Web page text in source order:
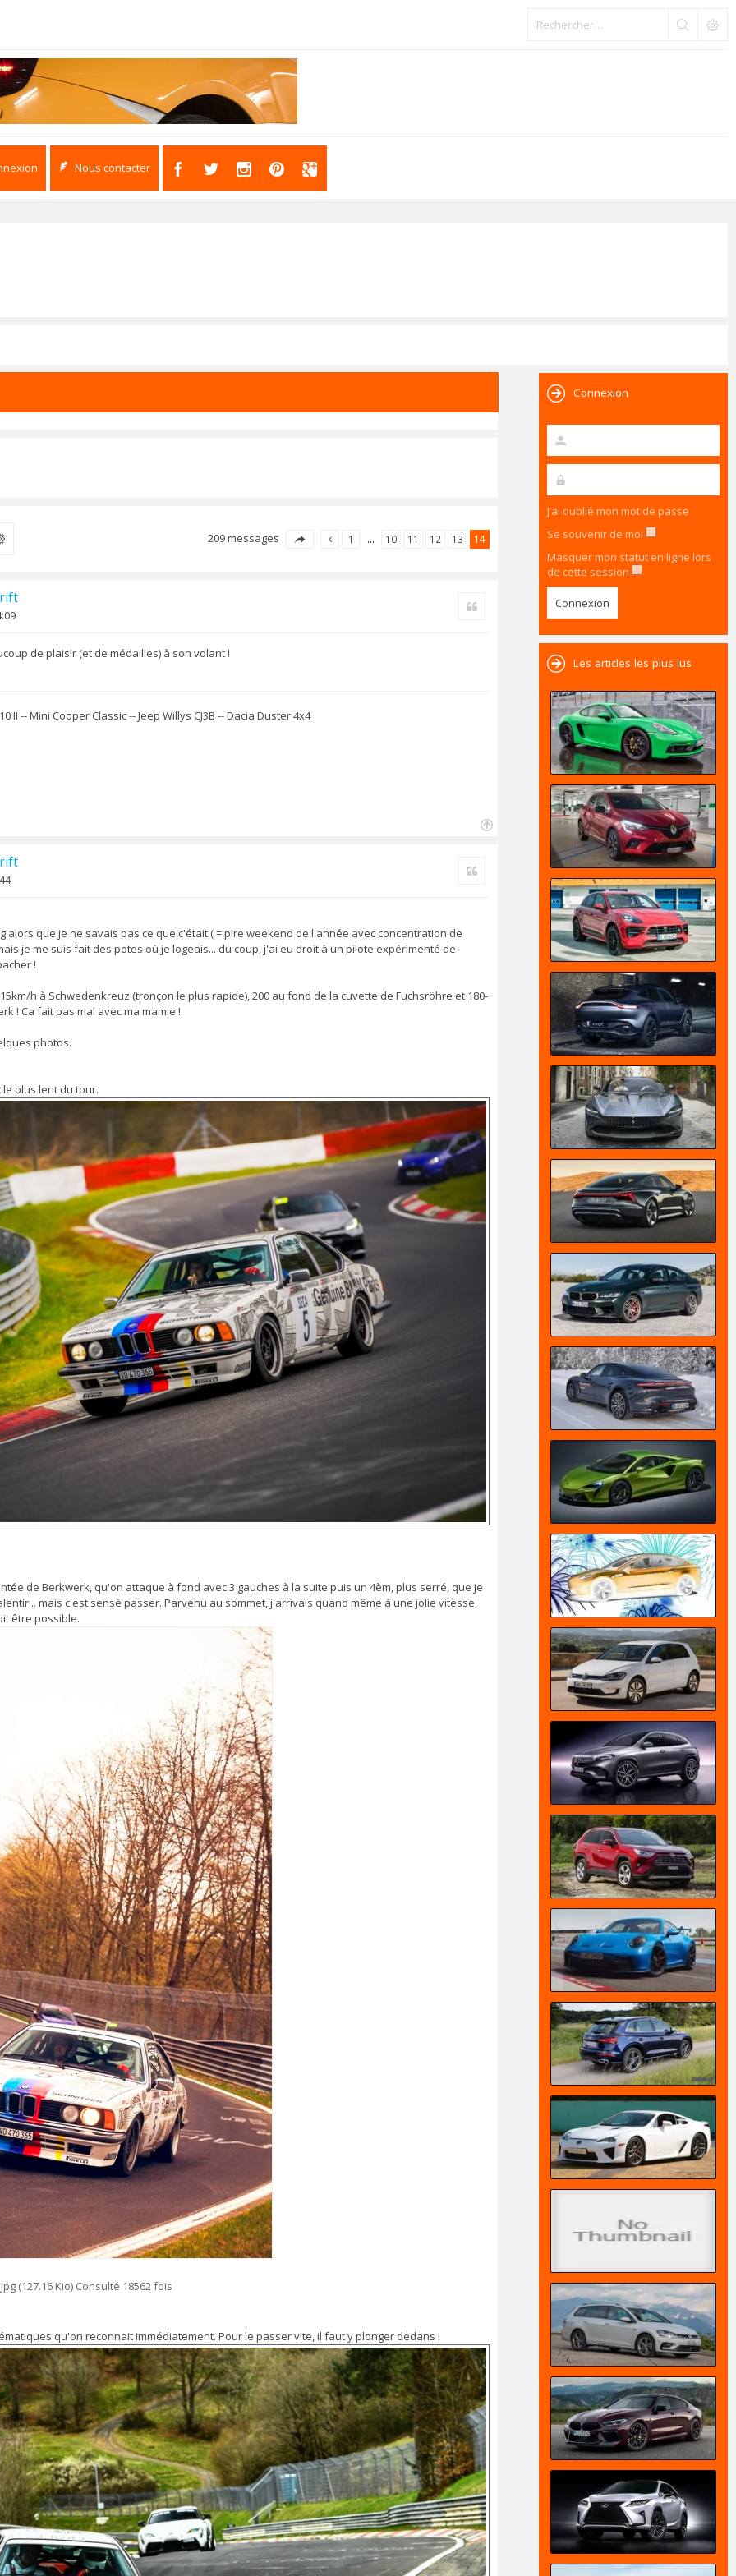
Nous contacter
209 messages 1 … 10 11 12 13 14
de plaisir (et de médailles) à son volant !
II -- Mini Cooper Classic -- Jeep Willys CJ3B -- Dacia Duster 4x4
alors que je ne savais pas ce que c'était ( = pire weekend de l'année avec concentration de
je me suis fait des potes où je logeais... du coup, j'ai eu droit à un pilote expérimenté de
!
h à Schwedenkreuz (tronçon le plus rapide), 200 au fond de la cuvette de Fuchsröhre et 180-
! Ca fait pas mal avec ma mamie !
photos.
plus lent du tour.
de Berkwerk, qu'on attaque à fond avec 3 gauches à la suite puis un 4èm, plus serré, que je
mais c'est sensé passer. Parvenu au sommet, j'arrivais quand même à une jolie vitesse,
être possible.
(127.16 Kio) Consulté 18562 fois
qu'on reconnait immédiatement. Pour le passer vite, il faut y plonger dedans !
Connexion
J’ai oublié mon mot de passe
Se souvenir de moi
Masquer mon statut en ligne lors
de cette session
Les articles les plus lus